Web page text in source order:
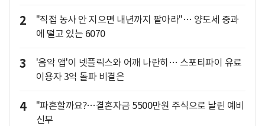
2
"직접 농사 안 지으면 내년까지 팔아라"… 양도세 중과
에 떨고 있는 6070
3
'음악 앱'이 넷플릭스와 어깨 나란히… 스포티파이 유료
이용자 3억 돌파 비결은
4
"파혼할까요?…결혼자금 5500만원 주식으로 날린 예비
신부